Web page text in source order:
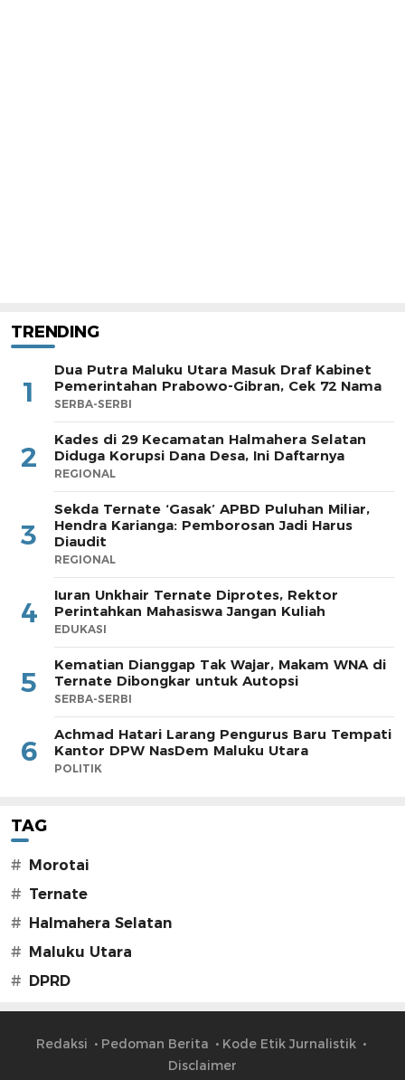
TRENDING
1
Dua Putra Maluku Utara Masuk Draf Kabinet
Pemerintahan Prabowo-Gibran, Cek 72 Nama
SERBA-SERBI
2
Kades di 29 Kecamatan Halmahera Selatan
Diduga Korupsi Dana Desa, Ini Daftarnya
REGIONAL
3
Sekda Ternate ‘Gasak’ APBD Puluhan Miliar,
Hendra Karianga: Pemborosan Jadi Harus
Diaudit
REGIONAL
4
Iuran Unkhair Ternate Diprotes, Rektor
Perintahkan Mahasiswa Jangan Kuliah
EDUKASI
5
Kematian Dianggap Tak Wajar, Makam WNA di
Ternate Dibongkar untuk Autopsi
SERBA-SERBI
6
Achmad Hatari Larang Pengurus Baru Tempati
Kantor DPW NasDem Maluku Utara
POLITIK
TAG
# Morotai
# Ternate
# Halmahera Selatan
# Maluku Utara
# DPRD
Redaksi Pedoman Berita
Kode Etik Jurnalistik
Disclaimer